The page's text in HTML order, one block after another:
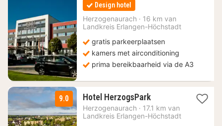
vanaf
99
€
Design hotel
Herzogenaurach · 16 km van
Landkreis Erlangen-Höchstadt
gratis parkeerplaatsen
kamers met airconditioning
prima bereikbaarheid via de A3
9.0 Hotel HerzogsPark2
nachten
vanaf
Herzogenaurach · 17.1 km van
Landkreis Erlangen-Höchstadt